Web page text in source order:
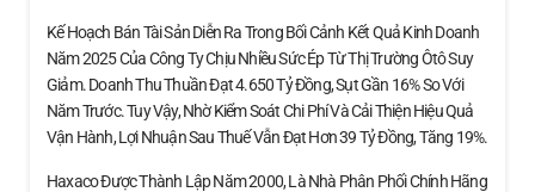
Kế Hoạch Bán Tài Sản Diễn Ra Trong Bối Cảnh Kết Quả Kinh Doanh
Năm 2025 Của Công Ty Chịu Nhiều Sức Ép Từ Thị Trường Ôtô Suy
Giảm. Doanh Thu Thuần Đạt 4.650 Tỷ Đồng, Sụt Gần 16% So Với
Năm Trước. Tuy Vậy, Nhờ Kiểm Soát Chi Phí Và Cải Thiện Hiệu Quả
Vận Hành, Lợi Nhuận Sau Thuế Vẫn Đạt Hơn 39 Tỷ Đồng, Tăng 19%.
Haxaco Được Thành Lập Năm 2000, Là Nhà Phân Phối Chính Hãng